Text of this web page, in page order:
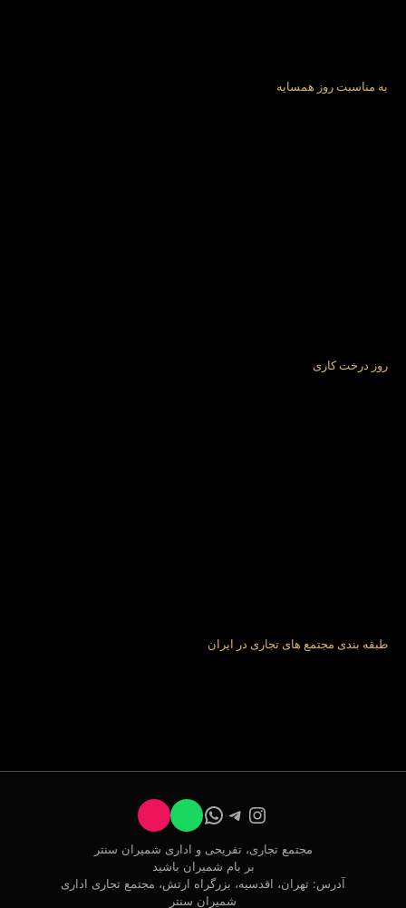
به مناسبت روز همسایه
روز درخت کاری
طبقه بندی مجتمع های تجاری در ایران
اینستاگرم
تلگرام
واتس‌اپ
اسپاتیفای
وردپرس
مجتمع تجاری، تفریحی و اداری شمیران سنتر
بر بام شمیران باشید
آدرس: تهران، اقدسیه، بزرگراه ارتش، مجتمع تجاری اداری
شمیران سنتر